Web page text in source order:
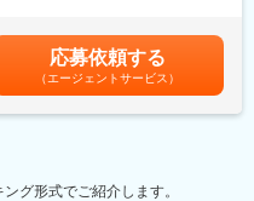
経営優良法人2025（大規模法人
ライフバランスも整っておりま
対象部門・プロセスを特定
ケジュール立案
当として20時間分、55,100円
外労働の残業時間代は追加支給
、選考を通じて上下する可能
当を含めた表記です。
応募依頼する
（エージェントサービス）
グ形式でご紹介します。